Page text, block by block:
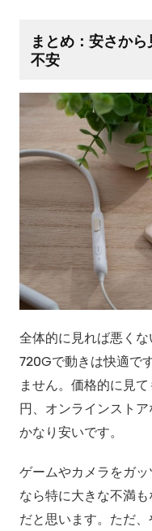
まとめ：安さか
不安
全体的に見れば悪く
720Gで動きは快適で
ません。価格的に見
円、オンラインスト
かなり安いです。
ゲームやカメラをガ
なら特に大きな不満
だと思います。ただ、